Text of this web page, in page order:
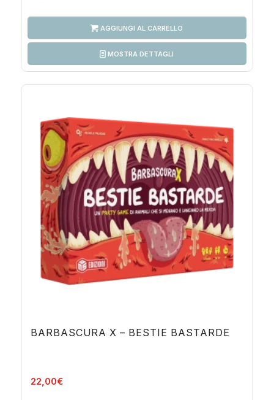
AGGIUNGI AL CARRELLO
MOSTRA DETTAGLI
BARBASCURA X – BESTIE BASTARDE
22,00€